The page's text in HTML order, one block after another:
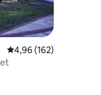
4,96 av 5 i
4,96 (162)